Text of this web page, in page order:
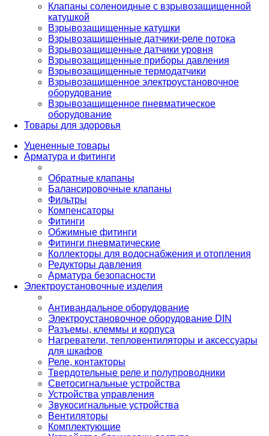
Клапаны соленоидные с взрывозащищенной
катушкой
Взрывозащищенные катушки
Взрывозащищенные датчики-реле потока
Взрывозащищенные датчики уровня
Взрывозащищенные приборы давления
Взрывозащищенные термодатчики
Взрывозащищенное электроустановочное
оборудование
Взрывозащищенное пневматическое
оборудование
Товары для здоровья
Уцененные товары
Арматура и фитинги
Обратные клапаны
Балансировочные клапаны
Фильтры
Компенсаторы
Фитинги
Обжимные фитинги
Фитинги пневматические
Коллекторы для водоснабжения и отопления
Редукторы давления
Арматура безопасности
Электроустановочные изделия
Антивандальное оборудование
Электроустановочное оборудование DIN
Разъемы, клеммы и корпуса
Нагреватели, тепловентиляторы и аксессуары
для шкафов
Реле, контакторы
Твердотельные реле и полупроводники
Светосигнальные устройства
Устройства управления
Звукосигнальные устройства
Вентиляторы
Комплектующие